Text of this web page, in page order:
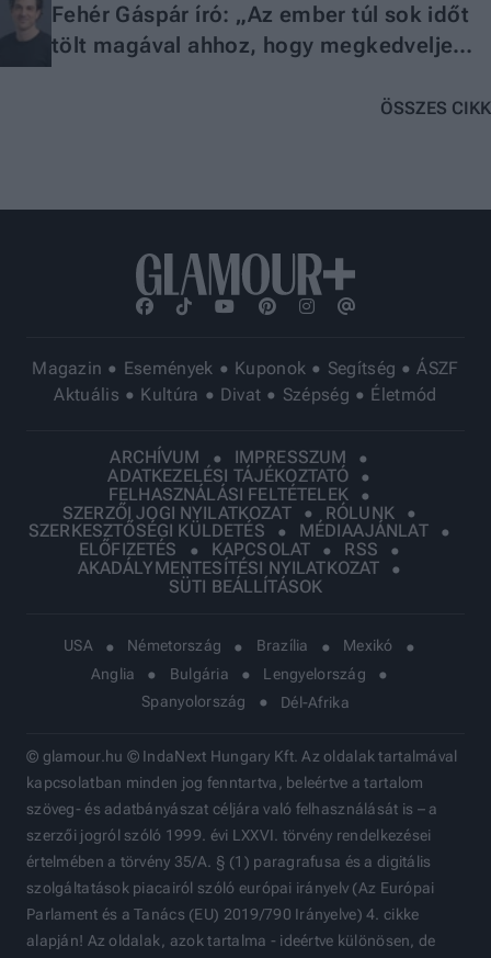
Fehér Gáspár író: „Az ember túl sok időt
tölt magával ahhoz, hogy megkedvelje
ÖSSZES CIKK
Magazin Események Kuponok Segítség
ÁSZF
Aktuális
Kultúra Divat Szépség Életmód
ARCHÍVUM
IMPRESSZUM
ADATKEZELÉSI TÁJÉKOZTATÓ
FELHASZNÁLÁSI FELTÉTELEK
SZERZŐI JOGI NYILATKOZAT
RÓLUNK
SZERKESZTŐSÉGI KÜLDETÉS
MÉDIAAJÁNLAT
ELŐFIZETÉS
KAPCSOLAT
RSS
AKADÁLYMENTESÍTÉSI NYILATKOZAT
SÜTI BEÁLLÍTÁSOK
USA Németország Brazília
Mexikó
Anglia
Bulgária
Lengyelország
Spanyolország
Dél-Afrika
© glamour.hu © IndaNext Hungary Kft. Az oldalak tartalmával
kapcsolatban minden jog fenntartva, beleértve a tartalom
szöveg- és adatbányászat céljára való felhasználását is – a
szerzői jogról szóló 1999. évi LXXVI. törvény rendelkezései
értelmében a törvény 35/A. § (1) paragrafusa és a digitális
szolgáltatások piacairól szóló európai irányelv (Az Európai
Parlament és a Tanács (EU) 2019/790 Irányelve) 4. cikke
alapján! Az oldalak, azok tartalma - ideértve különösen, de